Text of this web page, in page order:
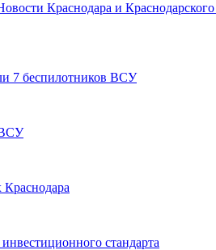
Краснодара и Краснодарского
7 беспилотников ВСУ
ВСУ
Краснодара
стандарта